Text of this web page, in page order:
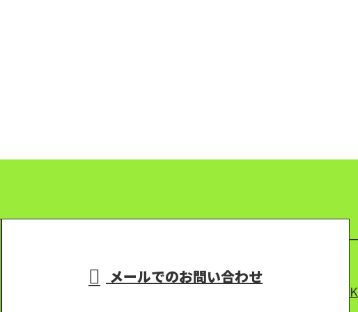
メールでのお問い合わせ